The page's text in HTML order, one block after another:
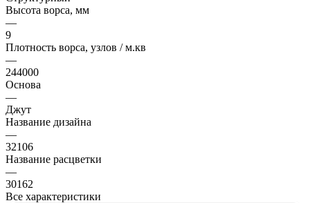
Высота ворса, мм
—
9
Плотность ворса, узлов / м.кв
—
244000
Основа
—
Джут
Название дизайна
—
32106
Название расцветки
—
30162
Все характеристики